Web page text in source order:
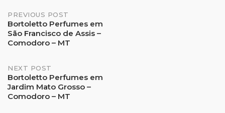
Post
navigation
PREVIOUS POST
Bortoletto Perfumes em
São Francisco de Assis –
Comodoro – MT
NEXT POST
Bortoletto Perfumes em
Jardim Mato Grosso –
Comodoro – MT